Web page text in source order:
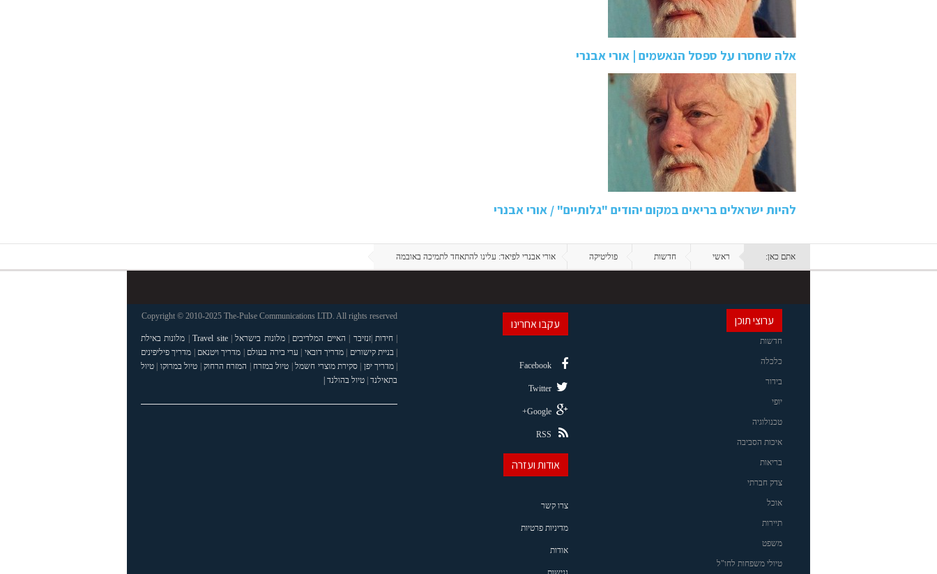
אלה שחסרו על ספסל הנאשמים | אורי אבנרי
להיות ישראלים בריאים במקום יהודים "גלותיים" / אורי אבנרי
אתם כאן: ראשי חדשות פוליטיקה אורי אבנרי לפיאד: עלינו להתאחד לתמיכה באובמה
ערוצי תוכן
חדשות
כלכלה
בידור
יופי
טכנולוגיה
איכות הסביבה
בריאות
צדק חברתי
אוכל
תיירות
משפט
טיולי משפחות לחו"ל
עקבו אחרינו
Facebook
Twitter
Google+
RSS
אודות ועזרה
צרו קשר
מדיניות פרטיות
אודות
Copyright © 2010-2025 The-Pulse Communications LTD. All rights reserved
| חידות |זנזיבר | האיים המלדיבים |מלונות בישראל|
Travel site
| מלונות באילת
| בניית קישורים |מדריך דובאי | ערי בירה בעולם | מדריך ויטנאם | מדריך פיליפינים
| מדריך יפן |סקירת מוצרי חשמל| טיול במזרח | המזרח הרחוק | טיול במרוקו | טיול
בתאילנד| טיול בהולנד |